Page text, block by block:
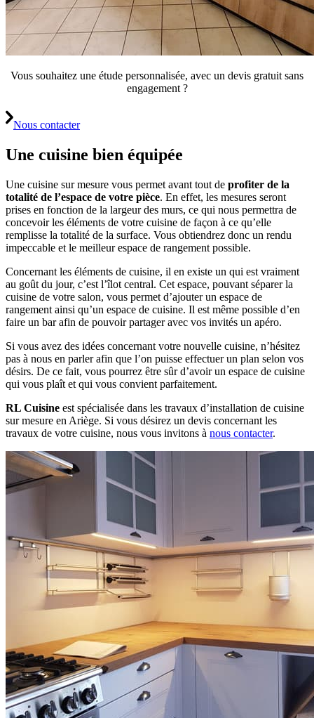
Vous souhaitez une étude personnalisée, avec un devis gratuit sans
engagement ?
Nous contacter
Une cuisine bien équipée
Une cuisine sur mesure vous permet avant tout de profiter de la
totalité de l’espace de votre pièce. En effet, les mesures seront
prises en fonction de la largeur des murs, ce qui nous permettra de
concevoir les éléments de votre cuisine de façon à ce qu’elle
remplisse la totalité de la surface. Vous obtiendrez donc un rendu
impeccable et le meilleur espace de rangement possible.
Concernant les éléments de cuisine, il en existe un qui est vraiment
au goût du jour, c’est l’îlot central. Cet espace, pouvant séparer la
cuisine de votre salon, vous permet d’ajouter un espace de
rangement ainsi qu’un espace de cuisine. Il est même possible d’en
faire un bar afin de pouvoir partager avec vos invités un apéro.
Si vous avez des idées concernant votre nouvelle cuisine, n’hésitez
pas à nous en parler afin que l’on puisse effectuer un plan selon vos
désirs. De ce fait, vous pourrez être sûr d’avoir un espace de cuisine
qui vous plaît et qui vous convient parfaitement.
RL Cuisine est spécialisée dans les travaux d’installation de cuisine
sur mesure en Ariège. Si vous désirez un devis concernant les
travaux de votre cuisine, nous vous invitons à nous contacter.